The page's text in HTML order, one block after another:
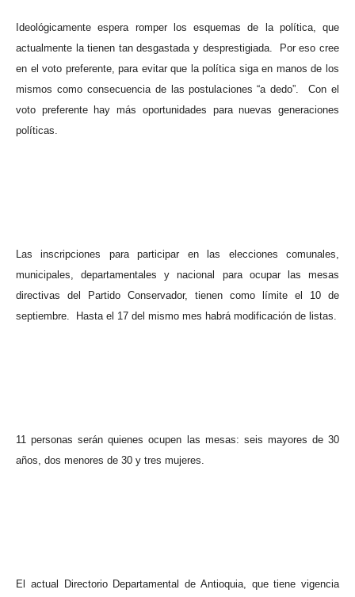
Ideológicamente espera romper los esquemas de la política, que
actualmente la tienen tan desgastada y desprestigiada.
Por eso cree
en el voto preferente, para evitar que la política siga en manos de los
mismos como consecuencia de las postulaciones “a dedo”.
Con el
voto preferente hay más oportunidades para nuevas generaciones
políticas.
Las inscripciones para participar en las elecciones comunales,
municipales, departamentales y nacional para ocupar las mesas
directivas del Partido Conservador, tienen como límite el 10 de
septiembre.
Hasta el 17 del mismo mes habrá modificación de listas.
11 personas serán quienes ocupen las mesas: seis mayores de 30
años, dos menores de 30 y tres mujeres.
El actual Directorio Departamental de Antioquia, que tiene vigencia